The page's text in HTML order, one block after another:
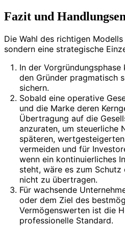
Fazit und
Die Wahl des richtigen
sondern eine strategische
In der
den Gründer pragmatisch
sichern.
Sobald eine operative
und die Marke deren
Übertragung auf die
anzuraten, um steuerliche
späteren,
vermeiden und für
wenn ein kontinuierliches
steht, wäre es zum
nicht zu übertragen.
Für wachsende
oder dem Ziel des
Vermögenswerten ist die
professionelle Standard.